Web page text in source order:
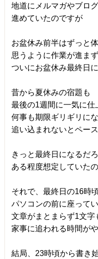
地道にメルマガやブロ
進めていたのですが
お盆休み前半はずっと
思うように作業が進まず
ついにお盆休み最終日
昔から夏休みの宿題も
最後の1週間に一気に仕
何事も期限ギリギリに
追い込まれないとペー
きっと最終日になるだ
ある程度想定していたの
それで、最終日の16時
パソコンの前に座って
文章がまとまらず1文字
家事に追われる時間が
結局、23時頃から書き